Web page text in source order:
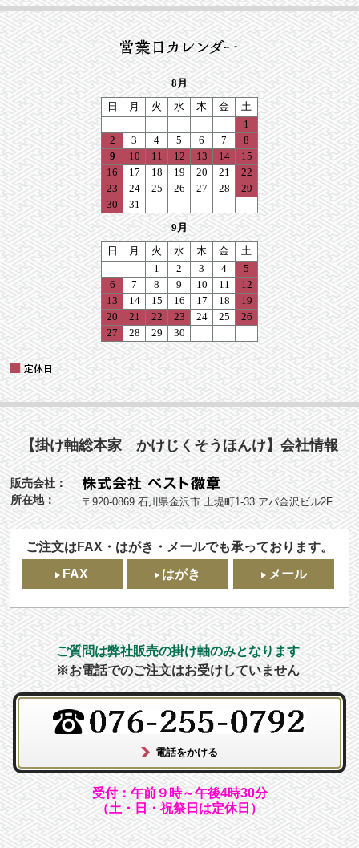
【掛け軸総本家 かけじくそうほんけ】会社情報
販売会社：
所在地：
〒920-0869 石川県金沢市 上堤町1-33 アパ金沢ビル2F
ご注文はFAX・はがき・メールでも承っております。
FAX
はがき メール
ご質問は弊社販売の掛け軸のみとなります
※お電話でのご注文はお受けしていません
受付：午前９時～午後4時30分
（土・日・祝祭日は定休日）